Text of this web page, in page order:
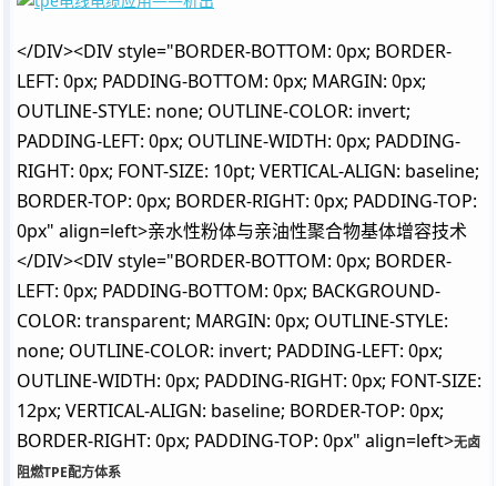
</DIV><DIV style="BORDER-BOTTOM: 0px; BORDER-
LEFT: 0px; PADDING-BOTTOM: 0px; MARGIN: 0px;
OUTLINE-STYLE: none; OUTLINE-COLOR: invert;
PADDING-LEFT: 0px; OUTLINE-WIDTH: 0px; PADDING-
RIGHT: 0px; FONT-SIZE: 10pt; VERTICAL-ALIGN: baseline;
BORDER-TOP: 0px; BORDER-RIGHT: 0px; PADDING-TOP:
0px" align=left>亲水性粉体与亲油性聚合物基体增容技术
</DIV><DIV style="BORDER-BOTTOM: 0px; BORDER-
LEFT: 0px; PADDING-BOTTOM: 0px; BACKGROUND-
COLOR: transparent; MARGIN: 0px; OUTLINE-STYLE:
none; OUTLINE-COLOR: invert; PADDING-LEFT: 0px;
OUTLINE-WIDTH: 0px; PADDING-RIGHT: 0px; FONT-SIZE:
12px; VERTICAL-ALIGN: baseline; BORDER-TOP: 0px;
BORDER-RIGHT: 0px; PADDING-TOP: 0px" align=left>无卤
阻燃TPE配方体系